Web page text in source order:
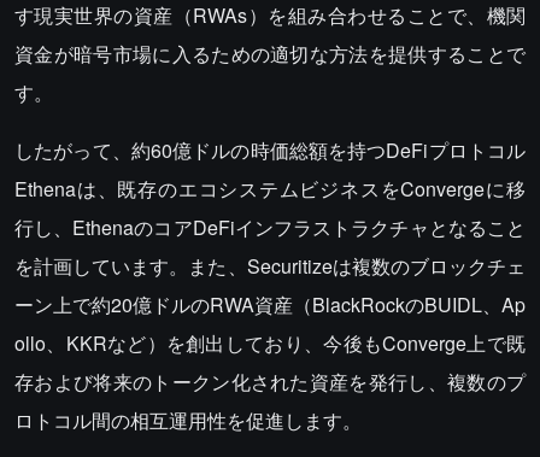
す現実世界の資産（RWAs）を組み合わせることで、機関
資金が暗号市場に入るための適切な方法を提供することで
す。
したがって、約60億ドルの時価総額を持つDeFiプロトコル
Ethenaは、既存のエコシステムビジネスをConvergeに移
行し、EthenaのコアDeFiインフラストラクチャとなること
を計画しています。また、Securitizeは複数のブロックチェ
ーン上で約20億ドルのRWA資産（BlackRockのBUIDL、Ap
ollo、KKRなど）を創出しており、今後もConverge上で既
存および将来のトークン化された資産を発行し、複数のプ
ロトコル間の相互運用性を促進します。